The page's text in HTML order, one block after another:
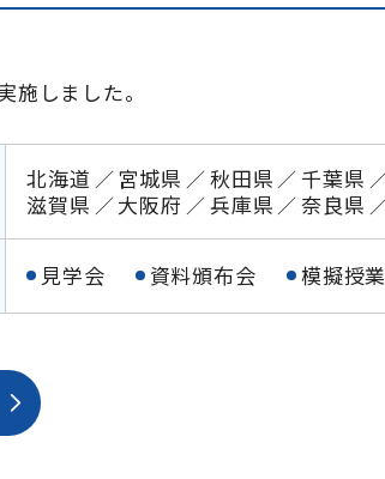
施しました。
北海道 宮城県 秋田県 千葉県
滋賀県
大阪府 兵庫県 奈良県
見学会 資料頒布会 模擬授業